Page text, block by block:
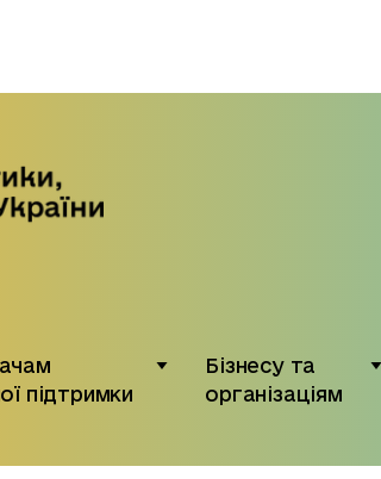
підтримки
Бізнесу та
організаціям